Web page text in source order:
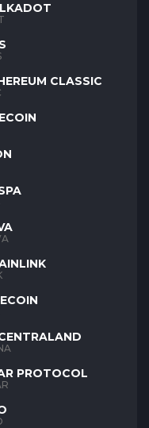
CLASSIC
PROTOCOL